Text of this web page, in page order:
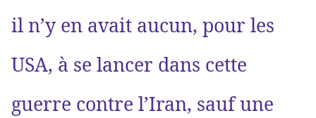
il n’y en avait aucun, pour les
USA, à se lancer dans cette
guerre contre l’Iran, sauf une